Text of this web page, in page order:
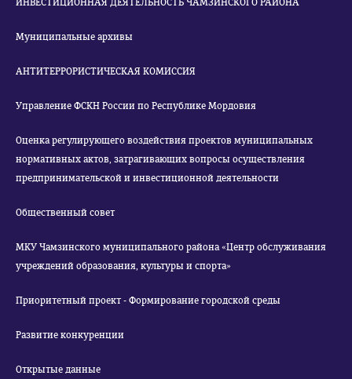
ИНВЕСТИЦИОННАЯ ДЕЯТЕЛЬНОСТЬ ЧАМЗИНСКОГО РАЙОНА
Муниципальные архивы
АНТИТЕРРОРИСТИЧЕСКАЯ КОМИССИЯ
Управление ФСКН России по Республике Мордовия
Оценка регулирующего воздействия проектов муниципальных
нормативных актов, затрагивающих вопросы осуществления
предпринимательской и инвестиционной деятельности
Общественный совет
МКУ Чамзинского муниципального района «Центр обслуживания
учреждений образования, культуры и спорта»
Приоритетный проект - Формирование городской среды
Развитие конкуренции
Открытые данные